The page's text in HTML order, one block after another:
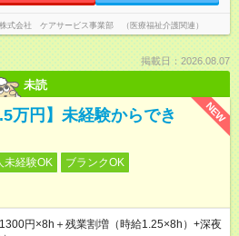
式会社 ケアサービス事業部 （医療福祉介護関連）
掲載日：2026.08.07
未読
NEW
万円】未経験からでき
未経験OK
ブランクOK
円×8h＋残業割増（時給1.25×8h）+深夜